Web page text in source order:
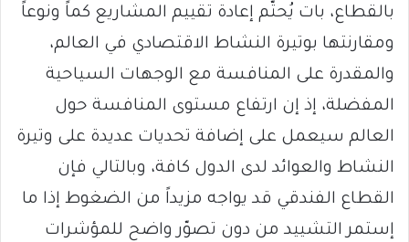
بالقطاع، بات يُحتّم إعادة تقييم المشاريع كماً ونوعاً
ومقارنتها بوتيرة النشاط الاقتصادي في العالم،
والمقدرة على المنافسة مع الوجهات السياحية
المفضلة، إذ إن ارتفاع مستوى المنافسة حول
العالم سيعمل على إضافة تحديات عديدة على وتيرة
النشاط والعوائد لدى الدول كافة، وبالتالي فإن
القطاع الفندقي قد يواجه مزيداً من الضغوط إذا ما
إستمر التشييد من دون تصوّر واضح للمؤشرات